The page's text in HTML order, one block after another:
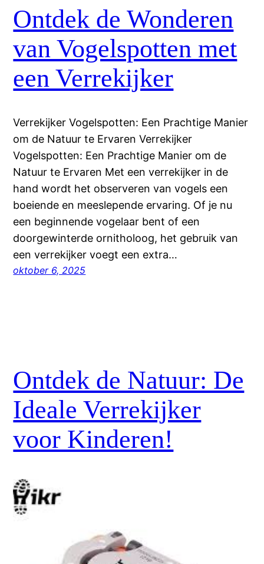
Ontdek de Wonderen
van Vogelspotten met
een Verrekijker
Verrekijker Vogelspotten: Een Prachtige Manier
om de Natuur te Ervaren Verrekijker
Vogelspotten: Een Prachtige Manier om de
Natuur te Ervaren Met een verrekijker in de
hand wordt het observeren van vogels een
boeiende en meeslepende ervaring. Of je nu
een beginnende vogelaar bent of een
doorgewinterde ornitholoog, het gebruik van
een verrekijker voegt een extra…
oktober 6, 2025
Ontdek de Natuur: De
Ideale Verrekijker
voor Kinderen!